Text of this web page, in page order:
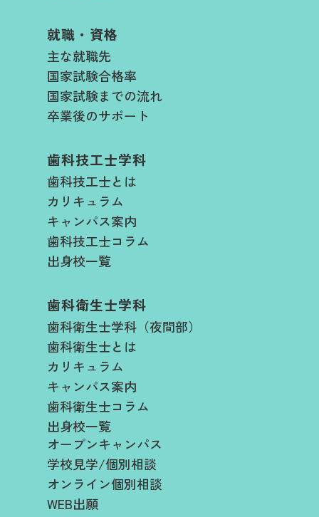
就職・資格
主な就職先
国家試験合格率
国家試験までの流れ
卒業後のサポート
歯科技工士学科
歯科技工士とは
カリキュラム
キャンパス案内
歯科技工士コラム
出身校一覧
歯科衛生士学科
歯科衛生士学科（夜間部）
歯科衛生士とは
カリキュラム
キャンパス案内
歯科衛生士コラム
出身校一覧
オープンキャンパス
学校見学/個別相談
オンライン個別相談
WEB出願